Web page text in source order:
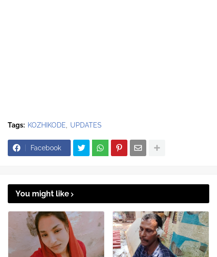
Tags: KOZHIKODE UPDATES
Facebook
You might like